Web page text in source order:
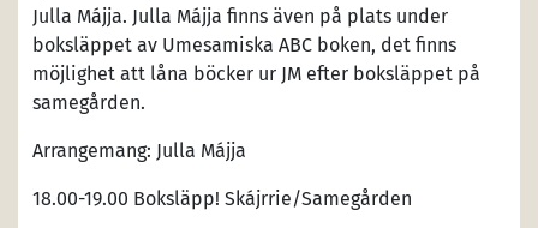
Julla Májja. Julla Májja finns även på plats under
boksläppet av Umesamiska ABC boken, det finns
möjlighet att låna böcker ur JM efter boksläppet på
samegården.
Arrangemang: Julla Májja
18.00-19.00 Boksläpp! Skájrrie/Samegården